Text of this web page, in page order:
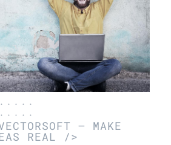
– MAKE
REAL />